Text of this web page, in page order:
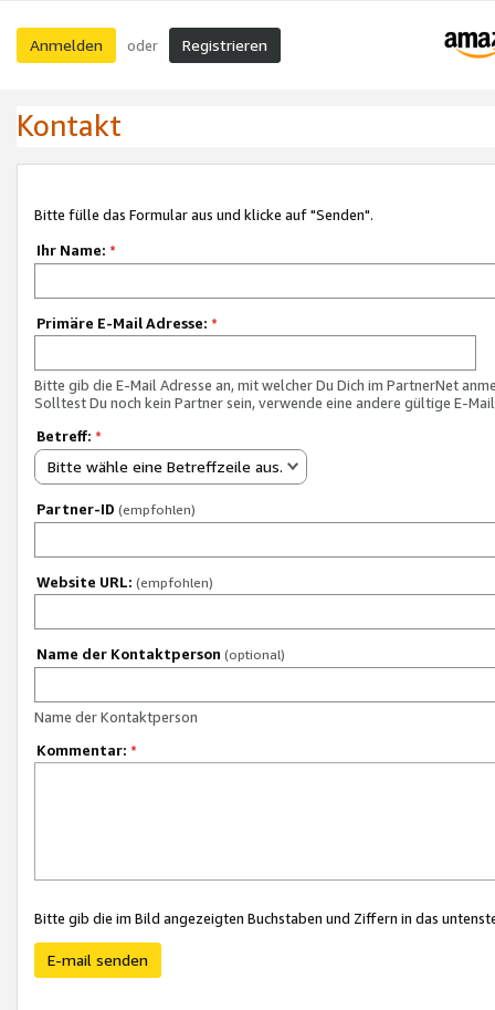
Anmelden oder Registrieren
Kontakt
Bitte fülle das Formular aus und klicke auf "Senden".
Ihr Name: *
Primäre E-Mail Adresse: *
Bitte gib die E-Mail Adresse an, mit welcher Du Dich im PartnerNet
Solltest Du noch kein Partner sein, verwende eine andere gültige E-
Betreff: *
Bitte wähle eine Betreffzeile aus.
Partner-ID (empfohlen)
Website URL: (empfohlen)
Name der Kontaktperson (optional)
Name der Kontaktperson
Kommentar: *
Bitte gib die im Bild angezeigten Buchstaben und Ziffern in das
E-mail senden